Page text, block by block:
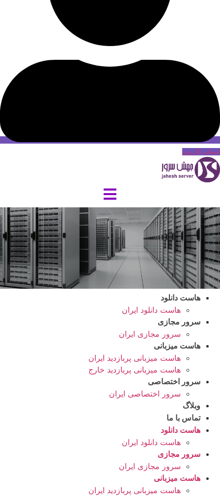
حساب کاربری
هاست دانلود
هاست دانلود ایران
سرور مجازی
سرور مجازی ایران
هاست میزبانی
هاست میزبانی پربازدید ایران
هاست میزبانی پربازدید خارج
سرور اختصاصی
سرور اختصاصی ایران
وبلاگ
تماس با ما
هاست دانلود
هاست دانلود ایران
سرور مجازی
سرور مجازی ایران
هاست میزبانی
هاست میزبانی پربازدید ایران